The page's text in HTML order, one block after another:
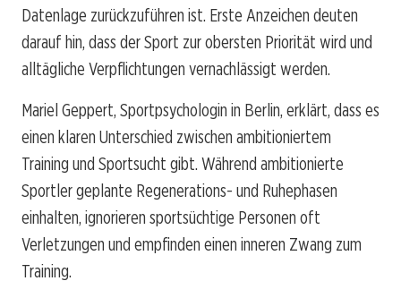
Datenlage zurückzuführen ist. Erste Anzeichen deuten
darauf hin, dass der Sport zur obersten Priorität wird und
alltägliche Verpflichtungen vernachlässigt werden.
Mariel Geppert, Sportpsychologin in Berlin, erklärt, dass es
einen klaren Unterschied zwischen ambitioniertem
Training und Sportsucht gibt. Während ambitionierte
Sportler geplante Regenerations- und Ruhephasen
einhalten, ignorieren sportsüchtige Personen oft
Verletzungen und empfinden einen inneren Zwang zum
Training.